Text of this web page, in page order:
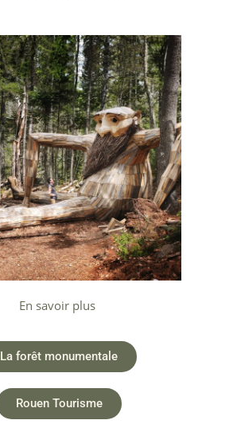
En savoir plus
La forêt monumentale
Rouen Tourisme